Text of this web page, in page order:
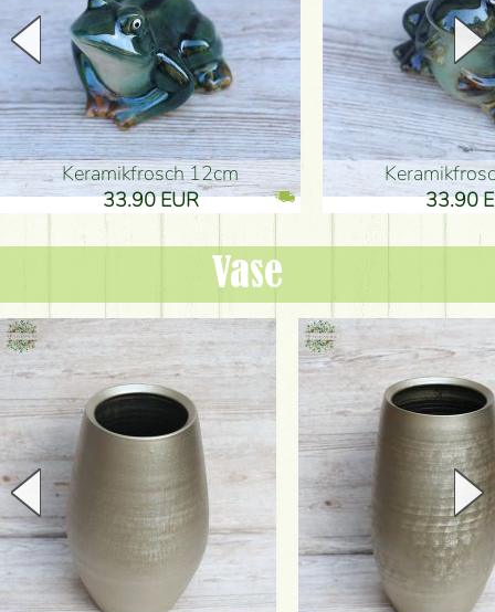
Keramikfrosch 12cm
33.90 EUR
33.90
Vase